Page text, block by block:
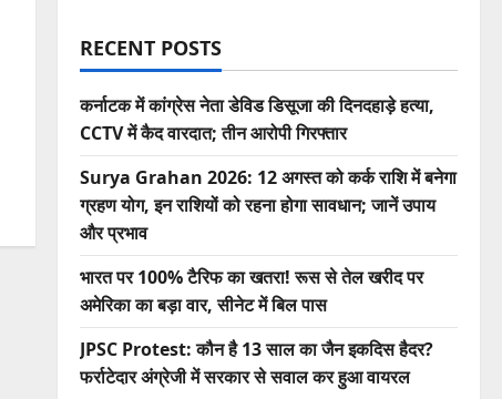
RECENT POSTS
कर्नाटक में कांग्रेस नेता डेविड डिसूजा की दिनदहाड़े हत्या,
CCTV में कैद वारदात; तीन आरोपी गिरफ्तार
Surya Grahan 2026: 12 अगस्त को कर्क राशि में बनेगा
ग्रहण योग, इन राशियों को रहना होगा सावधान; जानें उपाय
और प्रभाव
भारत पर 100% टैरिफ का खतरा! रूस से तेल खरीद पर
अमेरिका का बड़ा वार, सीनेट में बिल पास
JPSC Protest: कौन है 13 साल का जैन इकदिस हैदर?
फर्राटेदार अंग्रेजी में सरकार से सवाल कर हुआ वायरल